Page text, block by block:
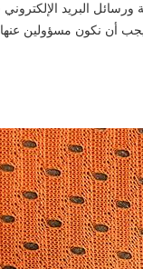
أن نكون مسؤولين عنها.